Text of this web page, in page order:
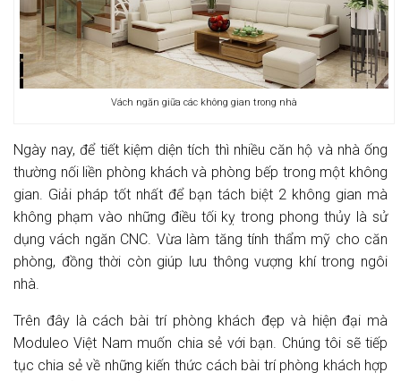
Vách ngăn giữa các không gian trong nhà
Ngày nay, để tiết kiệm diện tích thì nhiều căn hộ và nhà ống
thường nối liền phòng khách và phòng bếp trong một không
gian. Giải pháp tốt nhất để bạn tách biệt 2 không gian mà
không phạm vào những điều tối kỵ trong phong thủy là sử
dụng vách ngăn CNC. Vừa làm tăng tính thẩm mỹ cho căn
phòng, đồng thời còn giúp lưu thông vượng khí trong ngôi
nhà.
Trên đây là cách bài trí phòng khách đẹp và hiện đại mà
Moduleo Việt Nam muốn chia sẻ với bạn. Chúng tôi sẽ tiếp
tục chia sẻ về những kiến thức cách bài trí phòng khách hợp